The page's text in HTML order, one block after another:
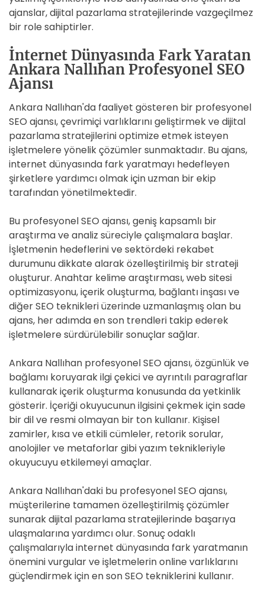
ajanslar, dijital pazarlama stratejilerinde vazgeçilmez
bir role sahiptirler.
İnternet Dünyasında Fark Yaratan
Ankara Nallıhan Profesyonel SEO
Ajansı
Ankara Nallıhan'da faaliyet gösteren bir profesyonel
SEO ajansı, çevrimiçi varlıklarını geliştirmek ve dijital
pazarlama stratejilerini optimize etmek isteyen
işletmelere yönelik çözümler sunmaktadır. Bu ajans,
internet dünyasında fark yaratmayı hedefleyen
şirketlere yardımcı olmak için uzman bir ekip
tarafından yönetilmektedir.
Bu profesyonel SEO ajansı, geniş kapsamlı bir
araştırma ve analiz süreciyle çalışmalara başlar.
İşletmenin hedeflerini ve sektördeki rekabet
durumunu dikkate alarak özelleştirilmiş bir strateji
oluşturur. Anahtar kelime araştırması, web sitesi
optimizasyonu, içerik oluşturma, bağlantı inşası ve
diğer SEO teknikleri üzerinde uzmanlaşmış olan bu
ajans, her adımda en son trendleri takip ederek
işletmelere sürdürülebilir sonuçlar sağlar.
Ankara Nallıhan profesyonel SEO ajansı, özgünlük ve
bağlamı koruyarak ilgi çekici ve ayrıntılı paragraflar
kullanarak içerik oluşturma konusunda da yetkinlik
gösterir. İçeriği okuyucunun ilgisini çekmek için sade
bir dil ve resmi olmayan bir ton kullanır. Kişisel
zamirler, kısa ve etkili cümleler, retorik sorular,
anolojiler ve metaforlar gibi yazım teknikleriyle
okuyucuyu etkilemeyi amaçlar.
Ankara Nallıhan'daki bu profesyonel SEO ajansı,
müşterilerine tamamen özelleştirilmiş çözümler
sunarak dijital pazarlama stratejilerinde başarıya
ulaşmalarına yardımcı olur. Sonuç odaklı
çalışmalarıyla internet dünyasında fark yaratmanın
önemini vurgular ve işletmelerin online varlıklarını
güçlendirmek için en son SEO tekniklerini kullanır.